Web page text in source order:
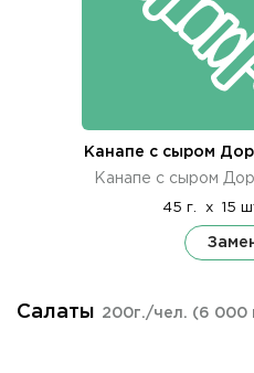
Канапе с сыром
Канапе с сыром
45 г. x 15
Салаты 200г./чел. (6 000